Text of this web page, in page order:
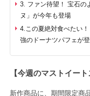
3. ファン待望！ 宝石の
ヌ」が今年も登場
4.この夏絶対食べたい
強のドーナツパフェが登
【今週のマストイート
新作商品に、期間限定商